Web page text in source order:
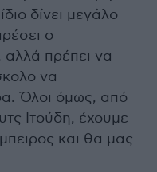
δίνει μεγάλο
ο
πρέπει να
να
Όλοι όμως, από
Ιτούδη, έχουμε
και θα μας